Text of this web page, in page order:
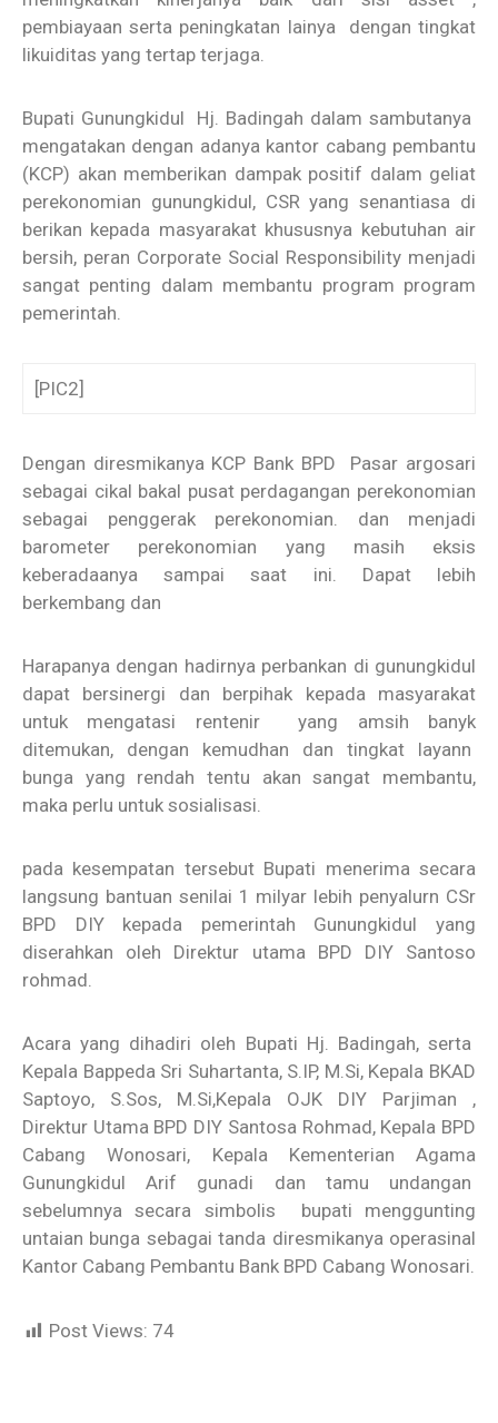
pembiayaan serta peningkatan lainya dengan tingkat
likuiditas yang tertap terjaga.
Bupati Gunungkidul Hj. Badingah dalam sambutanya
mengatakan dengan adanya kantor cabang pembantu
(KCP) akan memberikan dampak positif dalam geliat
perekonomian gunungkidul, CSR yang senantiasa di
berikan kepada masyarakat khususnya kebutuhan air
bersih, peran Corporate Social Responsibility menjadi
sangat penting dalam membantu program program
pemerintah.
[PIC2]
Dengan diresmikanya KCP Bank BPD Pasar argosari
sebagai cikal bakal pusat perdagangan perekonomian
sebagai penggerak perekonomian. dan menjadi
barometer perekonomian yang masih eksis
keberadaanya sampai saat ini. Dapat lebih
berkembang dan
Harapanya dengan hadirnya perbankan di gunungkidul
dapat bersinergi dan berpihak kepada masyarakat
untuk mengatasi rentenir yang amsih banyk
ditemukan, dengan kemudhan dan tingkat layann
bunga yang rendah tentu akan sangat membantu,
maka perlu untuk sosialisasi.
pada kesempatan tersebut Bupati menerima secara
langsung bantuan senilai 1 milyar lebih penyalurn CSr
BPD DIY kepada pemerintah Gunungkidul yang
diserahkan oleh Direktur utama BPD DIY Santoso
rohmad.
Acara yang dihadiri oleh Bupati Hj. Badingah, serta
Kepala Bappeda Sri Suhartanta, S.IP, M.Si, Kepala BKAD
Saptoyo, S.Sos, M.Si,Kepala OJK DIY Parjiman ,
Direktur Utama BPD DIY Santosa Rohmad, Kepala BPD
Cabang Wonosari, Kepala Kementerian Agama
Gunungkidul Arif gunadi dan tamu undangan
sebelumnya secara simbolis bupati menggunting
untaian bunga sebagai tanda diresmikanya operasinal
Kantor Cabang Pembantu Bank BPD Cabang Wonosari.
Post Views: 74